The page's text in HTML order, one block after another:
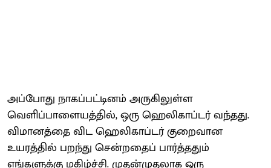
அப்போது நாகப்பட்டினம் அருகிலுள்ள
வெளிப்பாளையத்தில், ஒரு ஹெலிகாப்டர் வந்தது.
விமானத்தை விட ஹெலிகாப்டர் குறைவான
உயரத்தில் பறந்து சென்றதைப் பார்த்ததும்
எங்களுக்கு மகிழ்ச்சி. முதன்முதலாக ஒரு